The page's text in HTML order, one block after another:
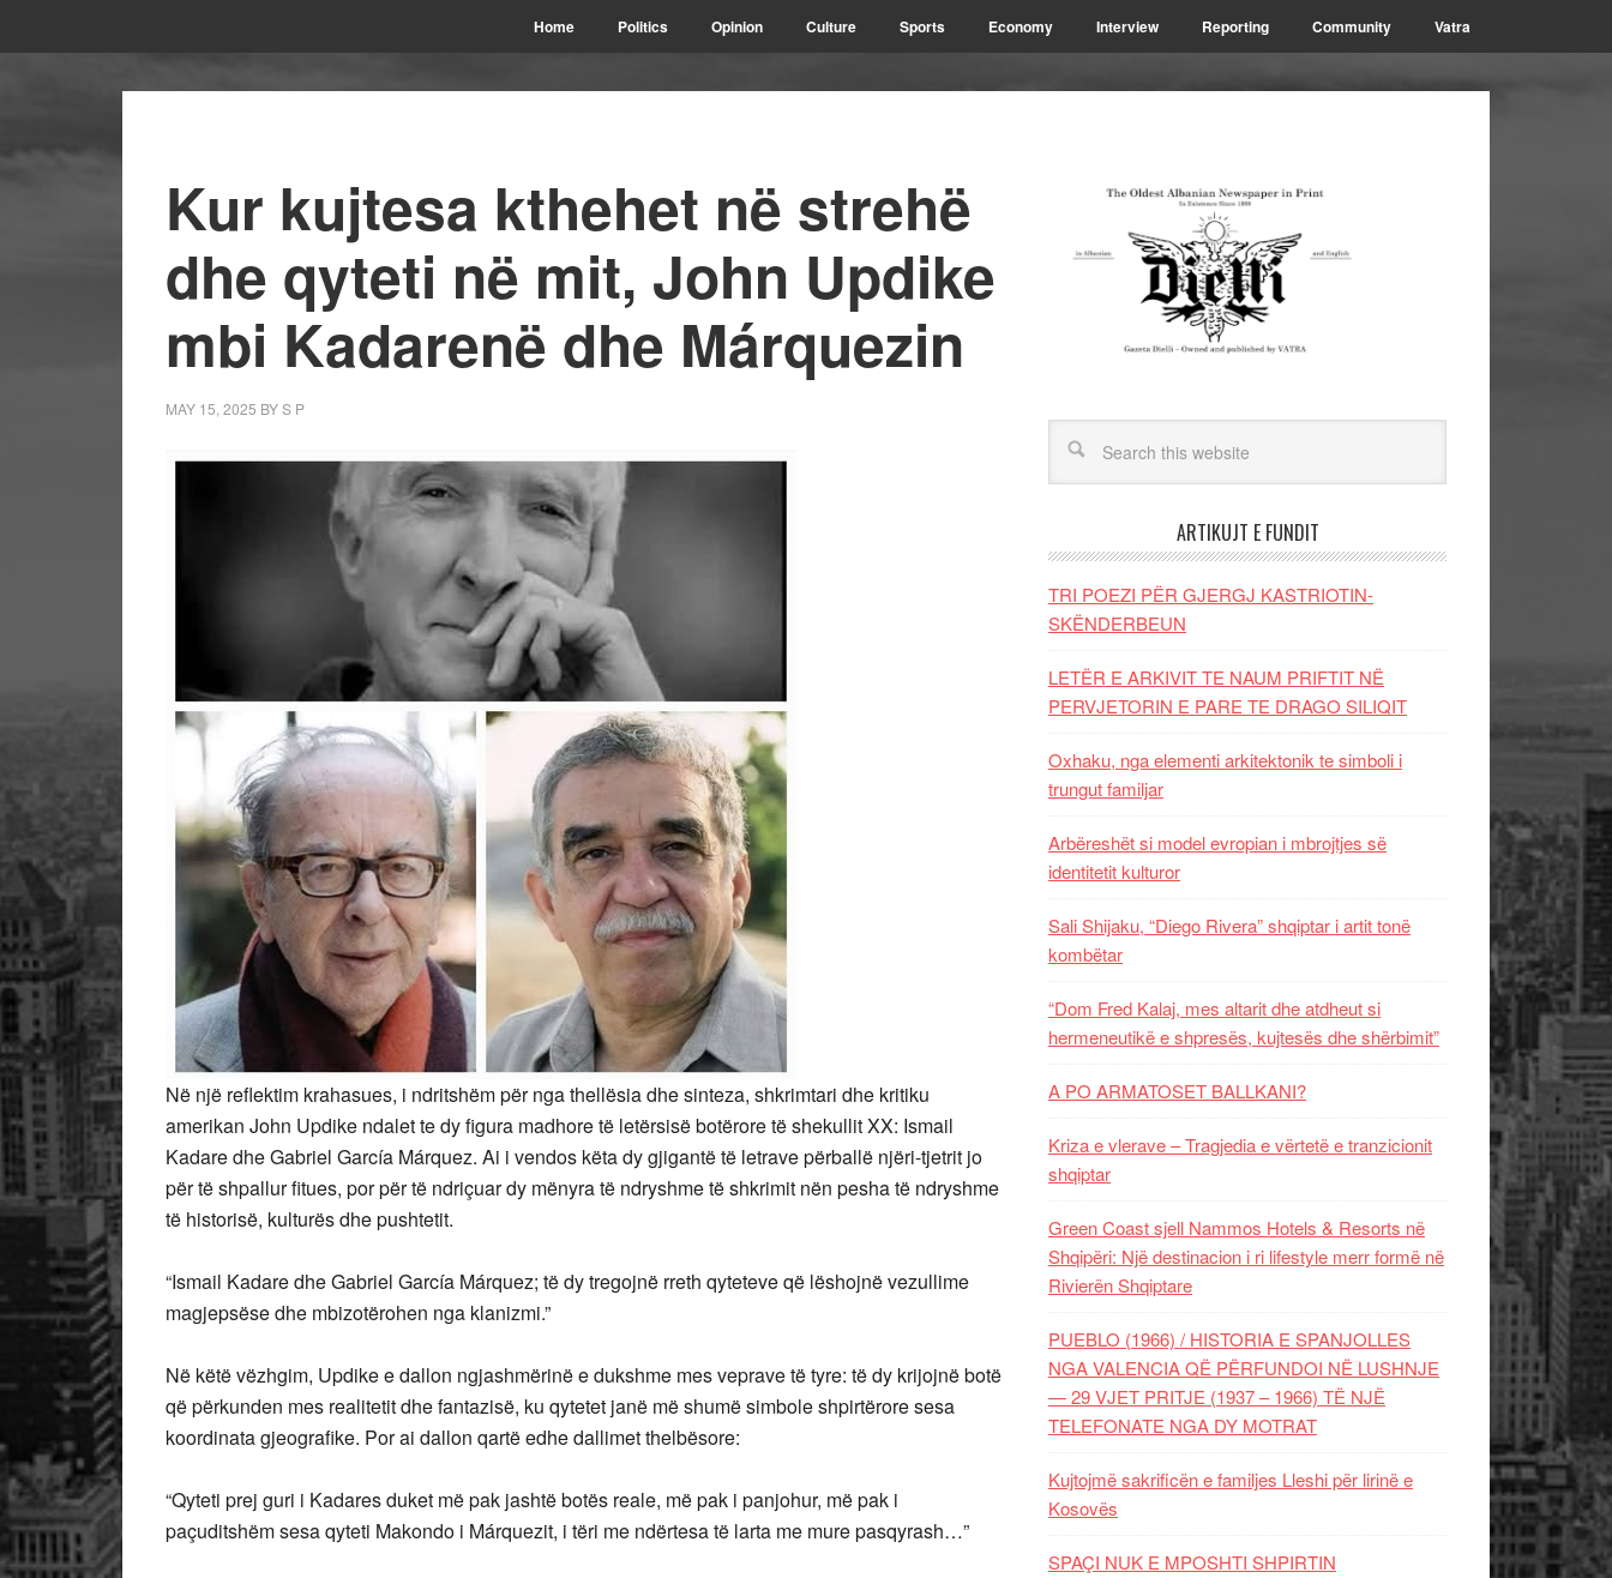
Home Politics Opinion Culture Sports Economy Interview Reporting Community Vatra
Kur kujtesa kthehet në strehë
dhe qyteti në mit, John Updike
mbi Kadarenë dhe Márquezin
MAY 15, 2025 BYS P
Në një reflektim krahasues, i ndritshëm për nga thellësia dhe sinteza, shkrimtari dhe kritiku
amerikan John Updike ndalet te dy figura madhore të letërsisë botërore të shekullit XX: Ismail
Kadare dhe Gabriel García Márquez. Ai i vendos këta dy gjigantë të letrave përballë njëri-tjetrit jo
për të shpallur fitues, por për të ndriçuar dy mënyra të ndryshme të shkrimit nën pesha të ndryshme
të historisë, kulturës dhe pushtetit.
“Ismail Kadare dhe Gabriel García Márquez; të dy tregojnë rreth qyteteve që lëshojnë vezullime
magjepsëse dhe mbizotërohen nga klanizmi.”
Në këtë vëzhgim, Updike e dallon ngjashmërinë e dukshme mes veprave të tyre: të dy krijojnë botë
që përkunden mes realitetit dhe fantazisë, ku qytetet janë më shumë simbole shpirtërore sesa
koordinata gjeografike. Por ai dallon qartë edhe dallimet thelbësore:
“Qyteti prej guri i Kadares duket më pak jashtë botës reale, më pak i panjohur, më pak i
paçuditshëm sesa qyteti Makondo i Márquezit, i tëri me ndërtesa të larta me mure pasqyrash…”
ARTIKUJT E FUNDIT
TRI POEZI PËR GJERGJ KASTRIOTIN-
SKËNDERBEUN
LETËR E ARKIVIT TE NAUM PRIFTIT NË
PERVJETORIN E PARE TE DRAGO SILIQIT
Oxhaku, nga elementi arkitektonik te simboli i
trungut familjar
Arbëreshët si model evropian i mbrojtjes së
identitetit kulturor
Sali Shijaku, “Diego Rivera” shqiptar i artit tonë
kombëtar
“Dom Fred Kalaj, mes altarit dhe atdheut si
hermeneutikë e shpresës, kujtesës dhe shërbimit”
A PO ARMATOSET BALLKANI?
Kriza e vlerave – Tragjedia e vërtetë e tranzicionit
shqiptar
Green Coast sjell Nammos Hotels & Resorts në
Shqipëri: Një destinacion i ri lifestyle merr formë në
Rivierën Shqiptare
PUEBLO (1966) / HISTORIA E SPANJOLLES
NGA VALENCIA QË PËRFUNDOI NË LUSHNJE
— 29 VJET PRITJE (1937 – 1966) TË NJË
TELEFONATE NGA DY MOTRAT
Kujtojmë sakrificën e familjes Lleshi për lirinë e
Kosovës
SPAÇI NUK E MPOSHTI SHPIRTIN